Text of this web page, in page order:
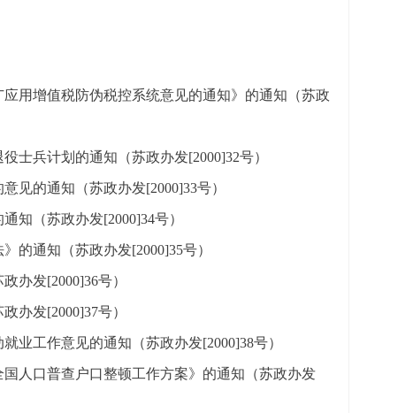
用增值税防伪税控系统意见的通知》的通知（苏政
士兵计划的通知（苏政办发[2000]32号）
见的通知（苏政办发[2000]33号）
知（苏政办发[2000]34号）
的通知（苏政办发[2000]35号）
办发[2000]36号）
办发[2000]37号）
业工作意见的通知（苏政办发[2000]38号）
人口普查户口整顿工作方案》的通知（苏政办发